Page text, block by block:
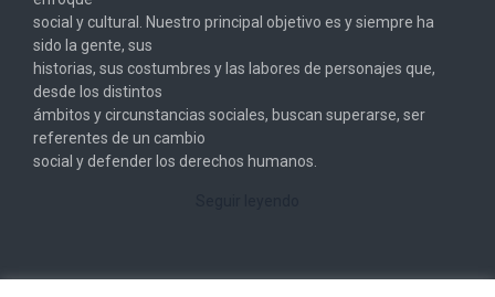
social y cultural. Nuestro principal objetivo es y siempre ha
sido la gente, sus
historias, sus costumbres y las labores de personajes que,
desde los distintos
ámbitos y circunstancias sociales, buscan superarse, ser
referentes de un cambio
social y defender los derechos humanos.